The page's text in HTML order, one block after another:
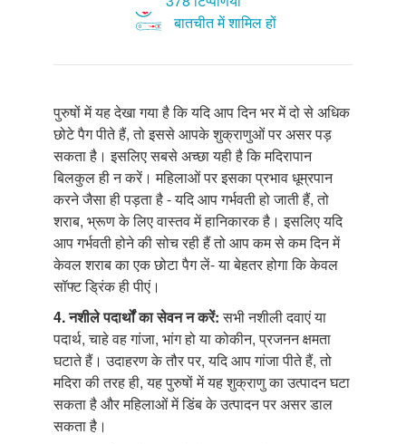
बातचीत में शामिल हों
पुरुषों में यह देखा गया है कि यदि आप दिन भर में दो से अधिक
छोटे पैग पीते हैं, तो इससे आपके शुक्राणुओं पर असर पड़
सकता है। इसलिए सबसे अच्छा यही है कि मदिरापान
बिलकुल ही न करें। महिलाओं पर इसका प्रभाव धूम्रपान
करने जैसा ही पड़ता है - यदि आप गर्भवती हो जाती हैं, तो
शराब, भ्रूण के लिए वास्तव में हानिकारक है। इसलिए यदि
आप गर्भवती होने की सोच रही हैं तो आप कम से कम दिन में
केवल शराब का एक छोटा पैग लें- या बेहतर होगा कि केवल
सॉफ्ट ड्रिंक ही पीएं।
4. नशीलेपदार्थों का सेवन न करें:सभी नशीली दवाएं या
पदार्थ, चाहे वह गांजा, भांग हो या कोकीन, प्रजनन क्षमता
घटाते हैं। उदाहरण के तौर पर, यदि आप गांजा पीते हैं, तो
मदिरा की तरह ही, यह पुरुषों में यह शुक्राणु का उत्पादन घटा
सकता है और महिलाओं में डिंब के उत्पादन पर असर डाल
सकता है।